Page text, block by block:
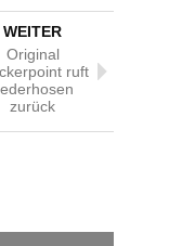
WEITER
Original
ruft
zurück